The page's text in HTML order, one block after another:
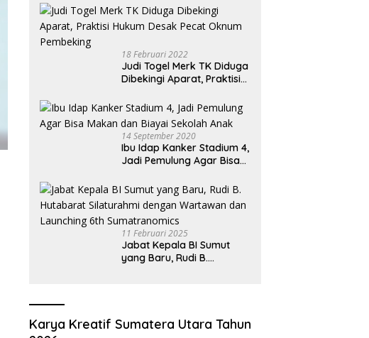
18 Februari 2022
Judi Togel Merk TK Diduga
Dibekingi Aparat, Praktisi
Oknum Pembeking
14 September 2020
Ibu Idap Kanker Stadium 4,
Jadi Pemulung Agar Bisa
Anak
11 Februari 2025
Jabat Kepala BI Sumut
yang Baru, Rudi B.
Karya Kreatif Sumatera Utara Tahun